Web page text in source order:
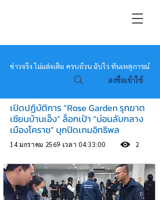
หมอข่าว
ข่าวจริง ไม่แต่งเติม ครบถ้วน ฉับไว ทันเหตุการณ์
ลงชื่อเข้าใช้
เปิดปฏิบัติการ “Rose Garden รุกฆาต
เซียนบ้านเอ็ง” ล็อกเป้า “บ่อนลับกลาง
เมืองโคราช” บุกปิดเกมอิทธิพล
14 มกราคม 2569 เวลา 04:33:00 2